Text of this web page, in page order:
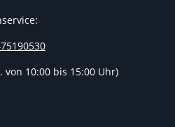
von 10:00 bis 15:00 Uhr)